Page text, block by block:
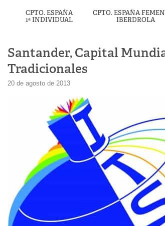
CPTO. ESPAÑA
1ª INDIVIDUAL
CPTO. ESPAÑA
IBERDROLA
Santander, Capital
Tradicionales
20 de agosto de 2013